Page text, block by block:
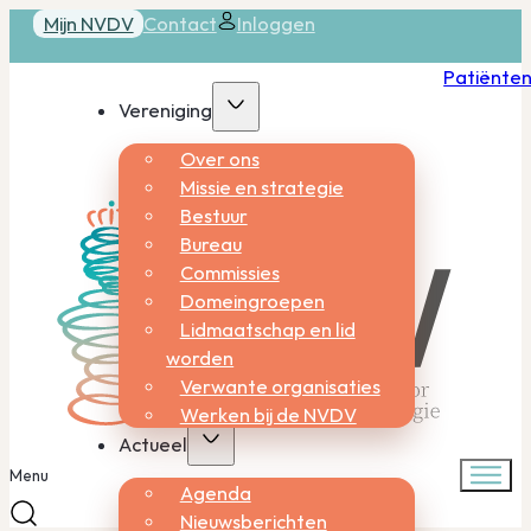
Mijn NVDV Contact Inloggen
Vereniging
Over ons
Missie en strategie
Bestuur
Bureau
Commissies
Domeingroepen
Lidmaatschap en lid
worden
Verwante organisaties
Werken bij de NVDV
Actueel
Agenda
Nieuwsberichten
Menu